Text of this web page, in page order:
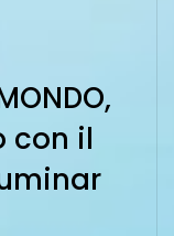
con il